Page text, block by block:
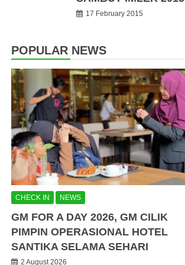
17 February 2015
POPULAR NEWS
CHECK IN NEWS
GM FOR A DAY 2026, GM CILIK
PIMPIN OPERASIONAL HOTEL
SANTIKA SELAMA SEHARI
2 August 2026